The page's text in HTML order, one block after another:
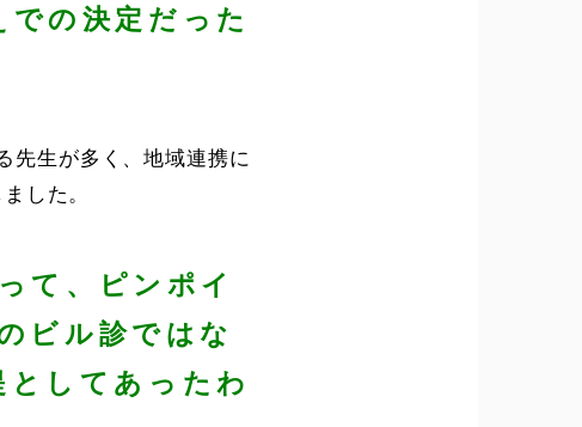
の決定だった
先生が多く、地域連携に
した。
て、ピンポイ
ビル診ではな
としてあったわ